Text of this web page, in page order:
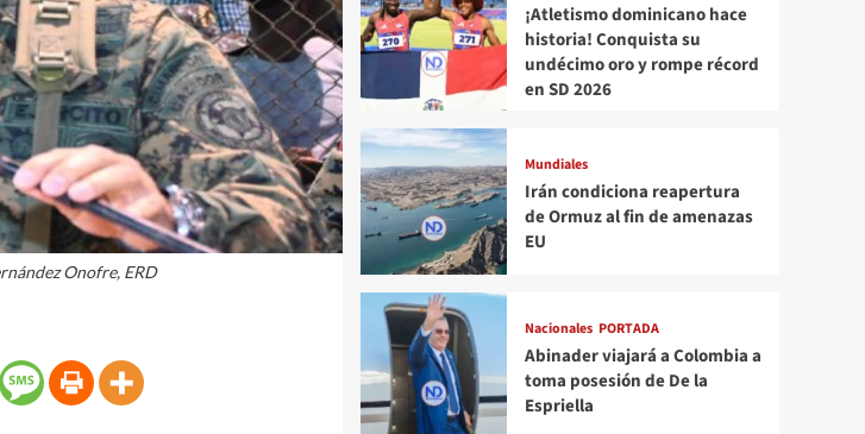
Onofre, ERD
¡Atletismo dominicano hace
historia! Conquista su
undécimo oro y rompe récord
en SD 2026
Mundiales
Irán condiciona reapertura
de Ormuz al fin de amenazas
EU
Nacionales PORTADA
Abinader viajará a Colombia a
toma posesión de De la
Espriella